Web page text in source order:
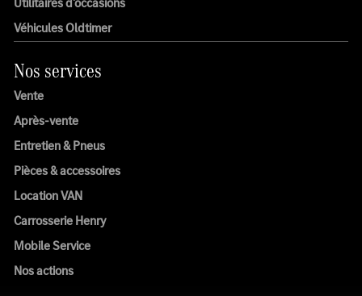
Véhicules Oldtimer
Nos services
Vente
Après-vente
Entretien & Pneus
Pièces & accessoires
Location VAN
Carrosserie Henry
Mobile Service
Nos actions